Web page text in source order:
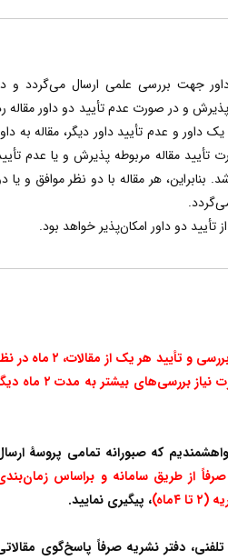
جهت بررسی علمی ارسال می‌گردد و در
و در صورت عدم تأیید دو داور مقاله رد
و عدم تأیید داور دیگر، مقاله به داور
مقاله مربوطه پذیرش و یا عدم تأیید
بنابراین، هر مقاله با دو نظر موافق و یا دو
دو داور امکان‌پذیر خواهد بود.
* حداقل بازۀ زمانی جهت بررسی و تأیید هر یک از مقالات، ۲ ماه در نظر
گرفته شده است؛ و در صورت نیاز بررسی‌های بیشتر به مدت ۲ ماه دیگر
که صبورانه تمامی پروسۀ ارسال
از طریق سامانه و براساس زمان‌بندی
(۲ تا ۴ماه) ، پیگیری نمایید.
دفتر نشریه صرفاً پاسخ‌گوی مقالاتی